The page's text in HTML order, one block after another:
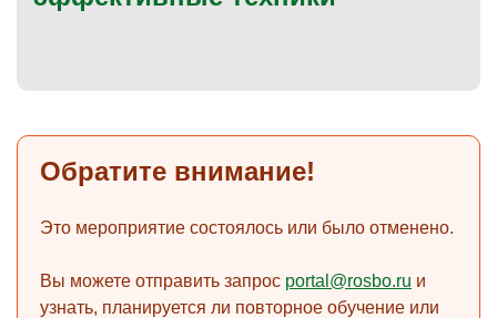
Обратите внимание!
Это мероприятие состоялось или было отменено.
Вы можете отправить запрос portal@rosbo.ru и
узнать, планируется ли повторное обучение или